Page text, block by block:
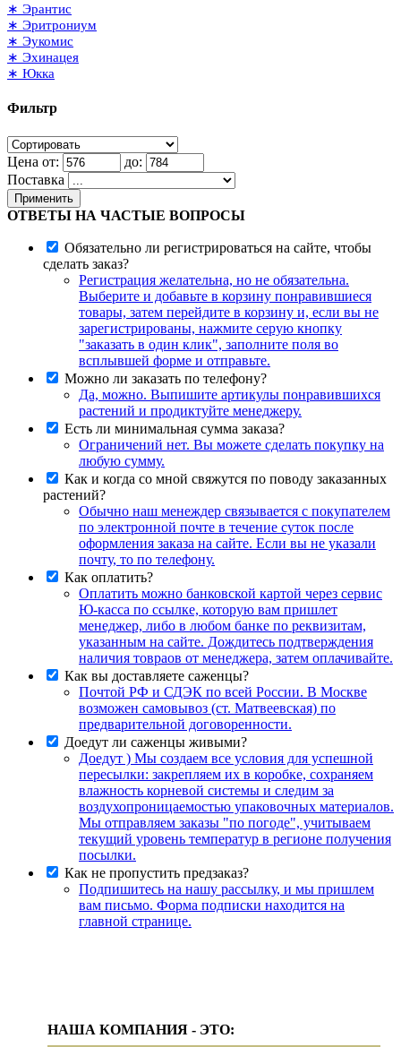
∗ Эрантис
∗ Эритрониум
∗ Эукомис
∗ Эхинацея
∗ Юкка
Фильтр
Цена от:
до:
Поставка
Применить
ОТВЕТЫ НА ЧАСТЫЕ ВОПРОСЫ
Обязательно ли регистрироваться на сайте, чтобы
сделать заказ?
Регистрация желательна, но не обязательна.
Выберите и добавьте в корзину понравившиеся
товары, затем перейдите в корзину и, если вы не
зарегистрированы, нажмите серую кнопку
"заказать в один клик", заполните поля во
всплывшей форме и отправьте.
Можно ли заказать по телефону?
Да, можно. Выпишите артикулы понравившихся
растений и продиктуйте менеджеру.
Есть ли минимальная сумма заказа?
Ограничений нет. Вы можете сделать покупку на
любую сумму.
Как и когда со мной свяжутся по поводу заказанных
растений?
Обычно наш менеждер связывается с покупателем
по электронной почте в течение суток после
оформления заказа на сайте. Если вы не указали
почту, то по телефону.
Как оплатить?
Оплатить можно банковской картой через сервис
Ю-касса по ссылке, которую вам пришлет
менеджер, либо в любом банке по реквизитам,
указанным на сайте. Дождитесь подтверждения
наличия товраов от менеджера, затем оплачивайте.
Как вы доставляете саженцы?
Почтой РФ и СДЭК по всей России. В Москве
возможен самовывоз (ст. Матвеевская) по
предварительной договоренности.
Доедут ли саженцы живыми?
Доедут ) Мы создаем все условия для успешной
пересылки: закрепляем их в коробке, сохраняем
влажность корневой системы и следим за
воздухопроницаемостью упаковочных материалов.
Мы отправляем заказы "по погоде", учитываем
текущий уровень температур в регионе получения
посылки.
Как не пропустить предзаказ?
Подпишитесь на нашу рассылку, и мы пришлем
вам письмо. Форма подписки находится на
главной странице.
НАША КОМПАНИЯ - ЭТО: